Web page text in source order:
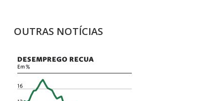
OUTRAS NOTÍCIAS